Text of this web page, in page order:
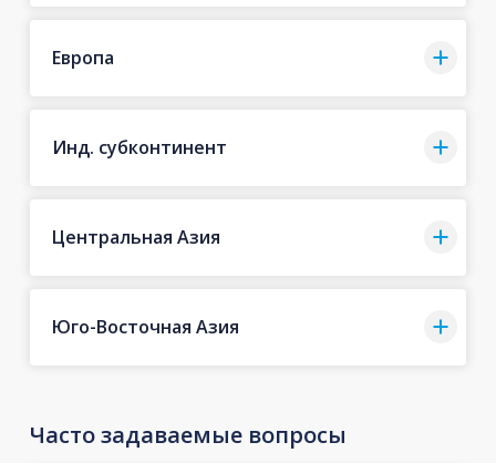
Европа
Инд. субконтинент
Центральная Азия
Юго-Восточная Азия
Часто задаваемые вопросы